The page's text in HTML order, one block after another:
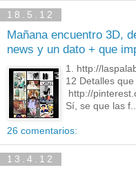
18.5.12
Mañana encuentro 3D,
news y un dato + que
1. http://
12 Detalles
http://
Sí, se que las
26 comentarios:
13.4.12